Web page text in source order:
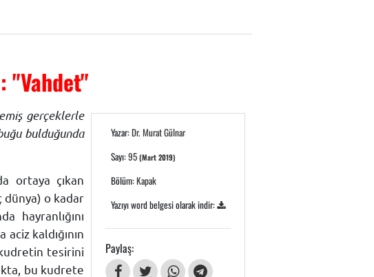
"Vahdet"
Yazar:Dr. Murat Gülnar
Sayı:95(Mart 2019)
Bölüm:Kapak
Yazıyı word belgesi olarak indir:
Paylaş:
gerçeklerle
bulduğunda
ortaya çıkan
o kadar
hayranlığını
kaldığının
tesirini
bu kudrete